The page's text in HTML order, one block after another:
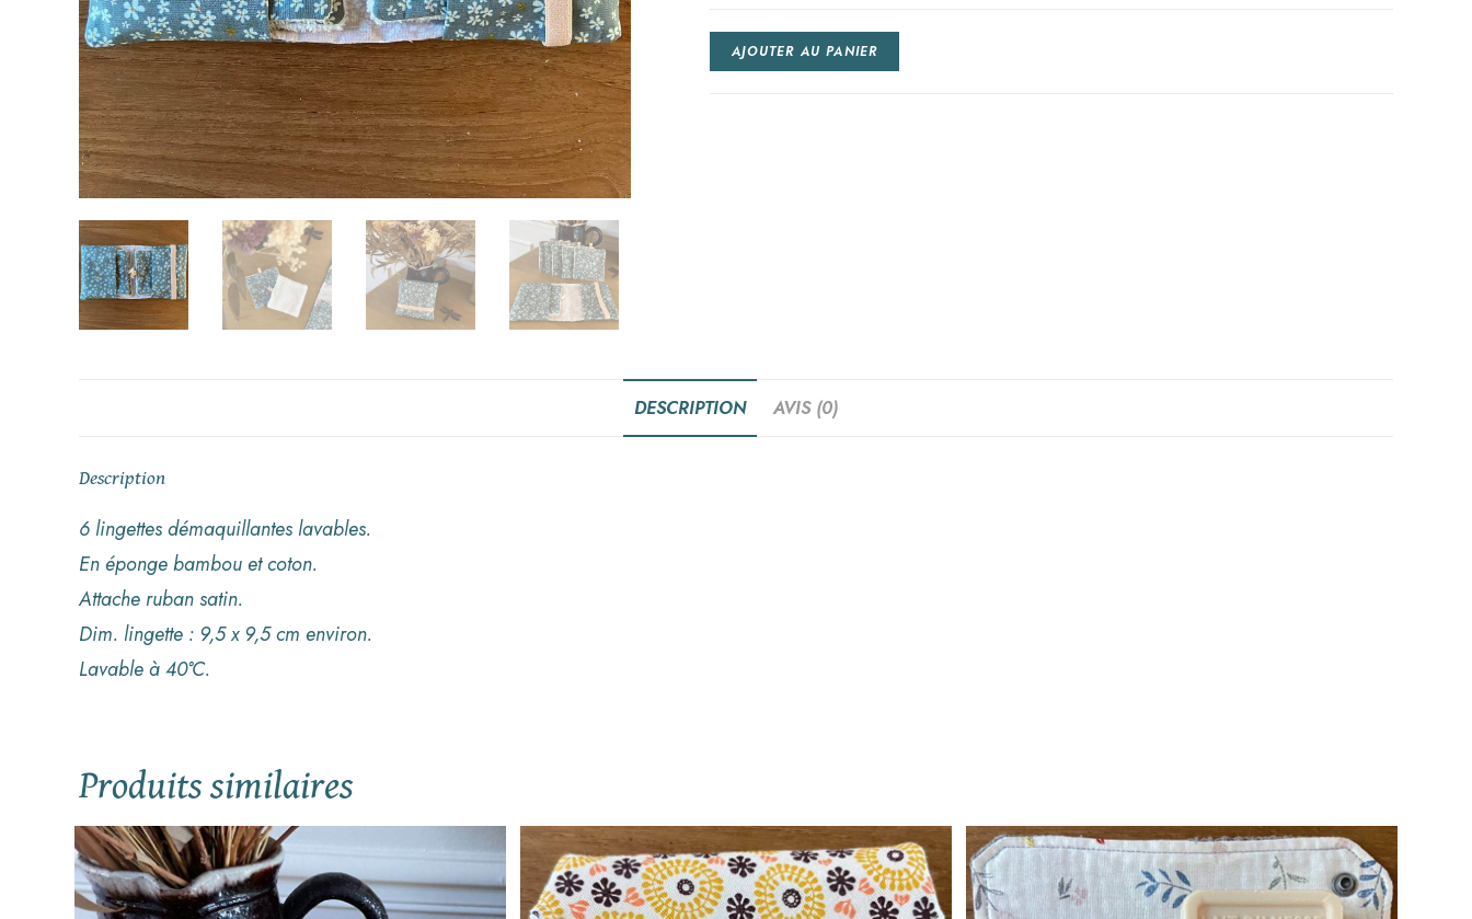
AJOUTER AU PANIER
DESCRIPTION AVIS (0)
Description
6 lingettes démaquillantes lavables.
En éponge bambou et coton.
Attache ruban satin.
Dim. lingette : 9,5 x 9,5 cm environ.
Lavable à 40°C.
Produits similaires